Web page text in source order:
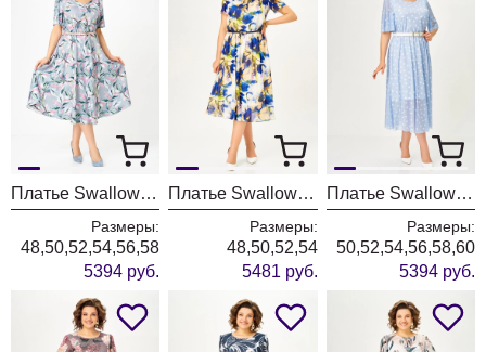
Платье Swallow 901 серый+принт магнолия
Размеры:
48,50,52,54,56,58
5394 руб.
Платье Swallow 861-5 молочный+синие цветы
Размеры:
48,50,52,54
5481 руб.
Платье Swallow 923 голубой+белый горох
Размеры:
50,52,54,56,58,60
5394 руб.